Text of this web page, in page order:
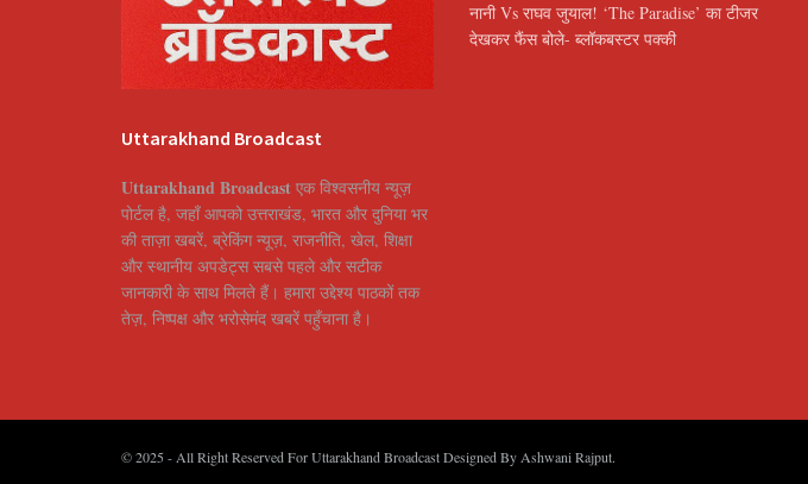
Uttarakhand Broadcast
Uttarakhand Broadcast एक विश्वसनीय न्यूज़
पोर्टल है, जहाँ आपको उत्तराखंड, भारत और दुनिया भर
की ताज़ा खबरें, ब्रेकिंग न्यूज़, राजनीति, खेल, शिक्षा
और स्थानीय अपडेट्स सबसे पहले और सटीक
जानकारी के साथ मिलते हैं। हमारा उद्देश्य पाठकों तक
तेज़, निष्पक्ष और भरोसेमंद खबरें पहुँचाना है।
नानी Vs राघव जुयाल! ‘The Paradise’ का टीजर
देखकर फैंस बोले- ब्लॉकबस्टर पक्की
© 2025 - All Right Reserved For Uttarakhand Broadcast Designed By Ashwani Rajput.